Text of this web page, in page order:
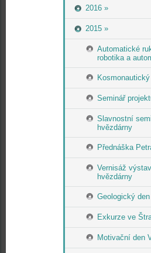
2016 »
2015 »
Automatické
robotika a
Seminář
Slavnostní
hvězdárny
Přednáška
Vernisáž
hvězdárny
Geologický
Exkurze ve
Motivační den